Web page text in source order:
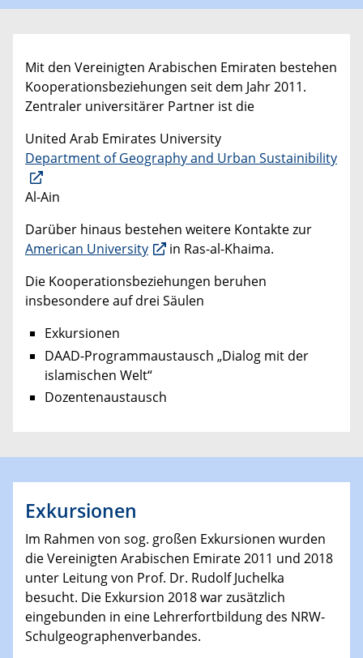
Mit den Vereinigten Arabischen Emiraten bestehen
Kooperationsbeziehungen seit dem Jahr 2011.
Zentraler universitärer Partner ist die
United Arab Emirates University
Department of Geography and Urban Sustainibility
Al-Ain
Darüber hinaus bestehen weitere Kontakte zur
American University
in Ras-al-Khaima.
Die Kooperationsbeziehungen beruhen
insbesondere auf drei Säulen
Exkursionen
DAAD-Programmaustausch „Dialog mit der
islamischen Welt“
Dozentenaustausch
Exkursionen
Im Rahmen von sog. großen Exkursionen wurden
die Vereinigten Arabischen Emirate 2011 und 2018
unter Leitung von Prof. Dr. Rudolf Juchelka
besucht. Die Exkursion 2018 war zusätzlich
eingebunden in eine Lehrerfortbildung des NRW-
Schulgeographenverbandes.